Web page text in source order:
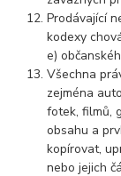
Prodávající
kodexy
e)
Všechna
zejména
fotek, filmů,
obsahu a
kopírovat,
nebo jejich